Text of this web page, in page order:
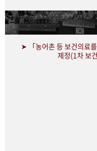
➤ 「농어촌 등 보건의료를
제정(1차 보